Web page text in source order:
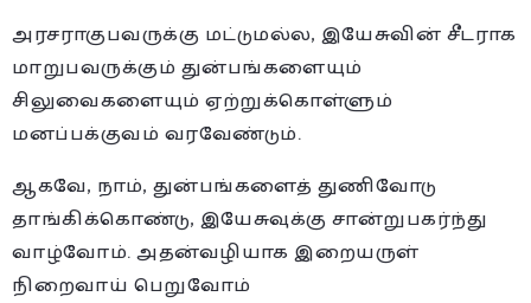
அரசராகுபவருக்கு மட்டுமல்ல, இயேசுவின் சீடராக
மாறுபவருக்கும் துன்பங்களையும்
சிலுவைகளையும் ஏற்றுக்கொள்ளும்
மனப்பக்குவம் வரவேண்டும்.
ஆகவே, நாம், துன்பங்களைத் துணிவோடு
தாங்கிக்கொண்டு, இயேசுவுக்கு சான்றுபகர்ந்து
வாழ்வோம். அதன்வழியாக இறையருள்
நிறைவாய் பெறுவோம்